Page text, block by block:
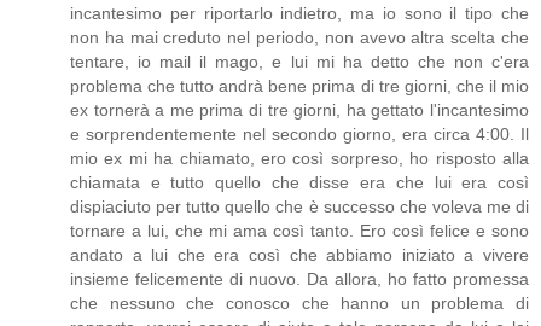
incantesimo per riportarlo indietro, ma io sono il tipo che
non ha mai creduto nel periodo, non avevo altra scelta che
tentare, io mail il mago, e lui mi ha detto che non c'era
problema che tutto andrà bene prima di tre giorni, che il mio
ex tornerà a me prima di tre giorni, ha gettato l'incantesimo
e sorprendentemente nel secondo giorno, era circa 4:00. Il
mio ex mi ha chiamato, ero così sorpreso, ho risposto alla
chiamata e tutto quello che disse era che lui era così
dispiaciuto per tutto quello che è successo che voleva me di
tornare a lui, che mi ama così tanto. Ero così felice e sono
andato a lui che era così che abbiamo iniziato a vivere
insieme felicemente di nuovo. Da allora, ho fatto promessa
che nessuno che conosco che hanno un problema di